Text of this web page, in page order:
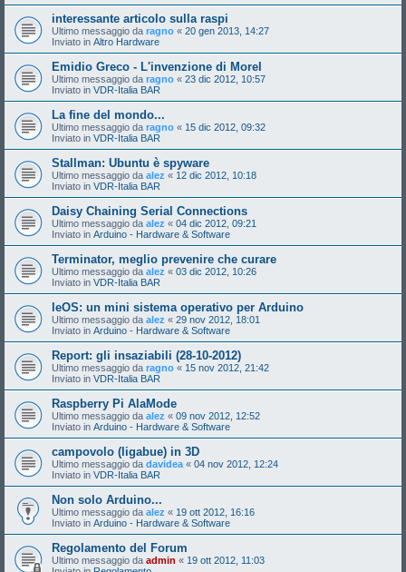
interessante articolo sulla raspi
Ultimo messaggio da ragno « 20 gen 2013, 14:27
Inviato in Altro Hardware
Emidio Greco - L'invenzione di Morel
Ultimo messaggio da ragno « 23 dic 2012, 10:57
Inviato in VDR-Italia BAR
La fine del mondo...
Ultimo messaggio da ragno « 15 dic 2012, 09:32
Inviato in VDR-Italia BAR
Stallman: Ubuntu è spyware
Ultimo messaggio da alez « 12 dic 2012, 10:18
Inviato in VDR-Italia BAR
Daisy Chaining Serial Connections
Ultimo messaggio da alez « 04 dic 2012, 09:21
Inviato in Arduino - Hardware & Software
Terminator, meglio prevenire che curare
Ultimo messaggio da alez « 03 dic 2012, 10:26
Inviato in VDR-Italia BAR
leOS: un mini sistema operativo per Arduino
Ultimo messaggio da alez « 29 nov 2012, 18:01
Inviato in Arduino - Hardware & Software
Report: gli insaziabili (28-10-2012)
Ultimo messaggio da ragno « 15 nov 2012, 21:42
Inviato in VDR-Italia BAR
Raspberry Pi AlaMode
Ultimo messaggio da alez « 09 nov 2012, 12:52
Inviato in Arduino - Hardware & Software
campovolo (ligabue) in 3D
Ultimo messaggio da davidea « 04 nov 2012, 12:24
Inviato in VDR-Italia BAR
Non solo Arduino...
Ultimo messaggio da alez « 19 ott 2012, 16:16
Inviato in Arduino - Hardware & Software
Regolamento del Forum
Ultimo messaggio da admin « 19 ott 2012, 11:03